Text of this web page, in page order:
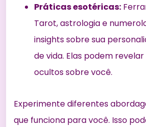
Práticas esotéricas:
Tarot, astrologia e
insights sobre sua
de vida. Elas podem
ocultos sobre você.
Experimente diferentes
que funciona para você. Isso